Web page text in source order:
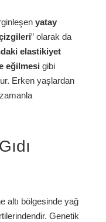
yatay
” olarak da
elastikiyet
eğilmesi gibi
Erken yaşlardan
altı bölgesinde yağ
Genetik